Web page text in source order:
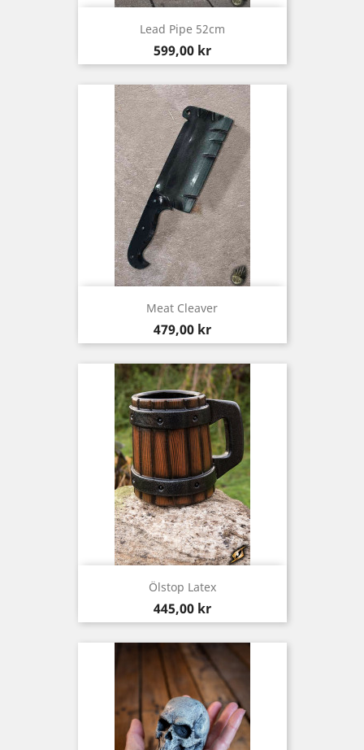
Lead Pipe 52cm
Pris
599,00 kr
Meat Cleaver
Pris
479,00 kr
Ölstop Latex
Pris
445,00 kr